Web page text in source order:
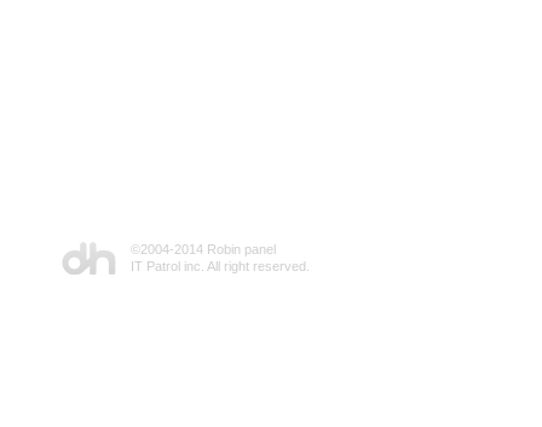
©2004-2014 Robin panel
IT Patrol inc. All right reserved.